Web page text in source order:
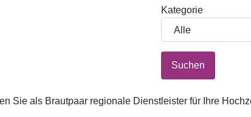
Kategorie
Suchen
Sie als Brautpaar regionale Dienstleister für Ihre